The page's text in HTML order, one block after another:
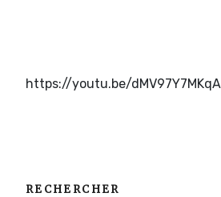
https://youtu.be/dMV97Y7MKqA
RECHERCHER